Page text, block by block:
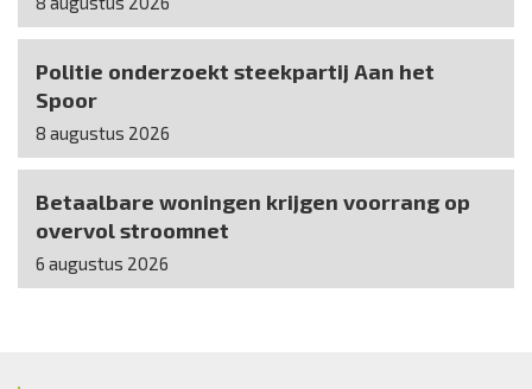
Politie onderzoekt steekpartij Aan het
Spoor
8 augustus 2026
Betaalbare woningen krijgen voorrang op
overvol stroomnet
6 augustus 2026